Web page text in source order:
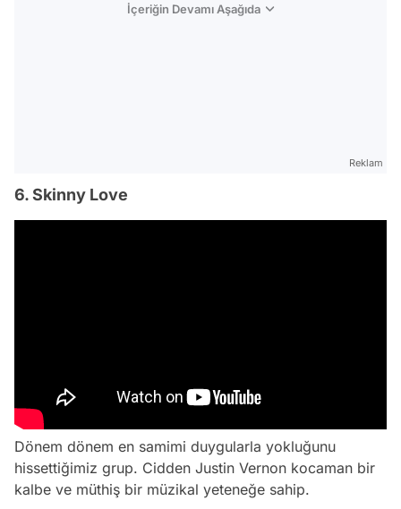
İçeriğin Devamı Aşağıda
Reklam
6. Skinny Love
Dönem dönem en samimi duygularla yokluğunu
hissettiğimiz grup. Cidden Justin Vernon kocaman bir
kalbe ve müthiş bir müzikal yeteneğe sahip.